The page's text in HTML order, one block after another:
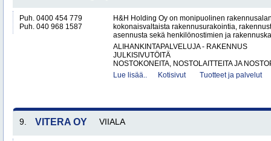
Puh. 0400 454 779
Puh. 040 968 1587
H&H Holding Oy on monipuolinen
kokonaisvaltaista rakennusurakointia,
asennusta sekä henkilönostimien ja
ALIHANKINTAPALVELUJA - RAKENNUS
JULKISIVUTÖITÄ
NOSTOKONEITA, NOSTOLAITTEITA JA
Lue lisää..
Kotisivut Tuotteet ja palvelut
9. VITERA OY VIIALA